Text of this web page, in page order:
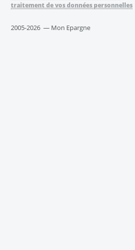
traitement de vos données personnelles
2005-2026 — Mon Epargne